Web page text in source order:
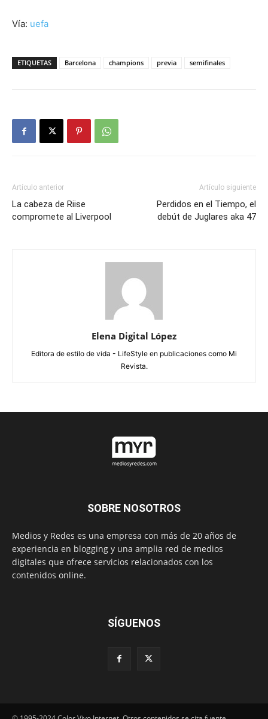
Vía: uefa
ETIQUETAS Barcelona champions previa semifinales
Artículo anterior
La cabeza de Riise
compromete al Liverpool
Artículo siguiente
Perdidos en el Tiempo, el
debút de Juglares aka 47
Elena Digital López
Editora de estilo de vida - LifeStyle en publicaciones como Mi
Revista.
SOBRE NOSOTROS
Medios y Redes es una empresa con más de 20 años de
experiencia en blogging y una amplia red de medios
digitales que ofrece servicios relacionados con los
contenidos online.
SÍGUENOS